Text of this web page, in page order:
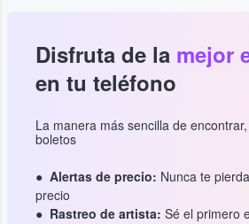
Disfruta de la mejor
en tu teléfono
La manera más sencilla de
boletos
Alertas de precio: Nunca te
precio
Rastreo de artista: Sé el primero